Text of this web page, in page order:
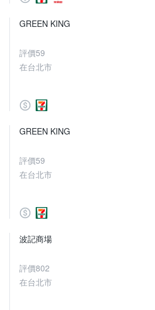
GREEN KING
評價59
在台北市
GREEN KING
評價59
在台北市
波記商場
評價802
在台北市